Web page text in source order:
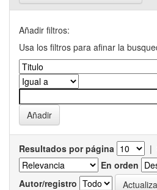
Añadir filtros:
Usa los filtros para afinar la
Resultados por página |
En orden
Autor/registro